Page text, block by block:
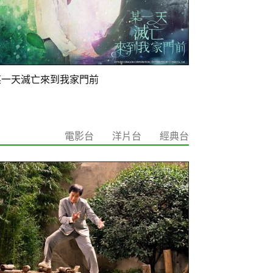
天滅亡來到我家門前
電影台 洋片台 經典台